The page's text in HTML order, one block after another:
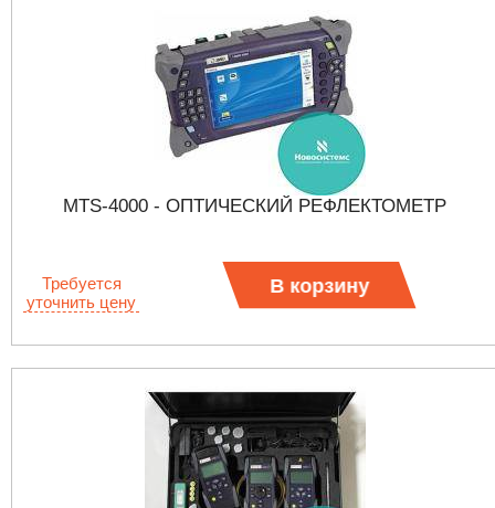
MTS-4000 - ОПТИЧЕСКИЙ РЕФЛЕКТОМЕТР
Требуется
уточнить цену
В корзину